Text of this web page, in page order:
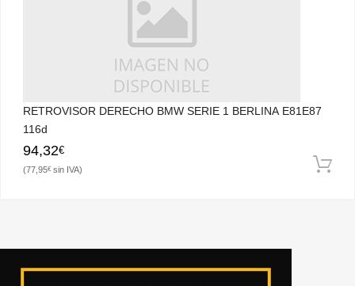
RETROVISOR DERECHO BMW SERIE 1 BERLINA E81E87
116d
94,32€
77,95€